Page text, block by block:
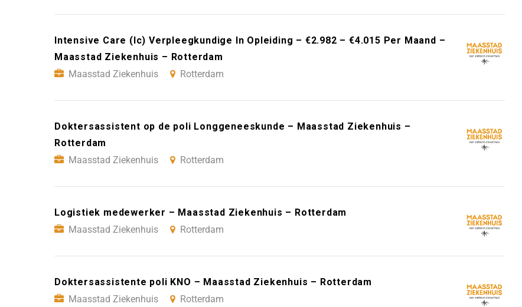
Intensive Care (Ic) Verpleegkundige In Opleiding – €2.982 – €4.015 Per Maand –
Maasstad Ziekenhuis – Rotterdam
Maasstad Ziekenhuis
Rotterdam
Doktersassistent op de poli Longgeneeskunde – Maasstad Ziekenhuis –
Rotterdam
Maasstad Ziekenhuis
Rotterdam
Logistiek medewerker – Maasstad Ziekenhuis – Rotterdam
Maasstad Ziekenhuis
Rotterdam
Doktersassistente poli KNO – Maasstad Ziekenhuis – Rotterdam
Maasstad Ziekenhuis
Rotterdam